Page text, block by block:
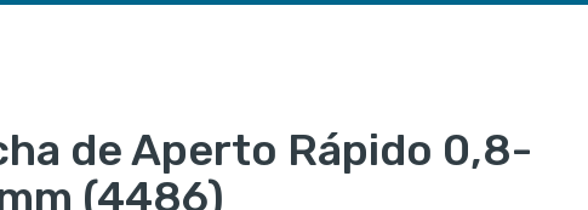
de Aperto Rápido 0,8-
(4486)